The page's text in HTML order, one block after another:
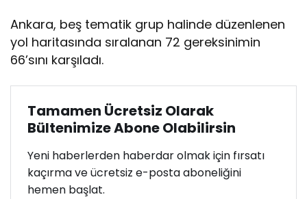
Ankara, beş tematik grup halinde düzenlenen
yol haritasında sıralanan 72 gereksinimin
66’sını karşıladı.
Tamamen Ücretsiz Olarak
Bültenimize Abone Olabilirsin
Yeni haberlerden haberdar olmak için fırsatı
kaçırma ve ücretsiz e-posta aboneliğini
hemen başlat.